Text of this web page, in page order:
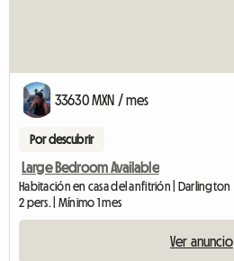
33630 MXN / mes
Por descubrir
Large Bedroom Available
Habitación en casa del anfitrión | Darlington
2 pers. | Mínimo 1 mes
Ver anuncio